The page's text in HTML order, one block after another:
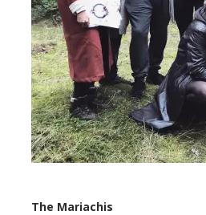
The Mariachis